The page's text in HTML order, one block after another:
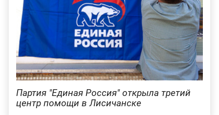
Партия "Единая Россия" открыла третий
центр помощи в Лисичанске